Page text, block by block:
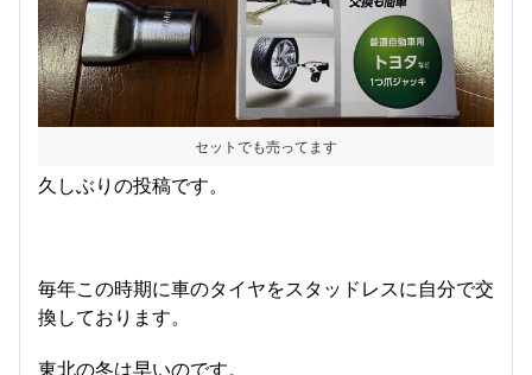
セットでも売ってます
久しぶりの投稿です。
毎年この時期に車のタイヤをスタッドレスに自分で交
換しております。
東北の冬は早いのです。